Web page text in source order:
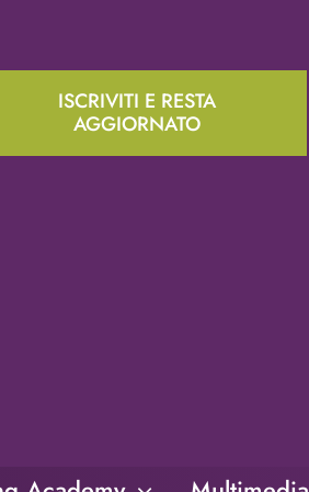
ISCRIVITI E RESTA
AGGIORNATO